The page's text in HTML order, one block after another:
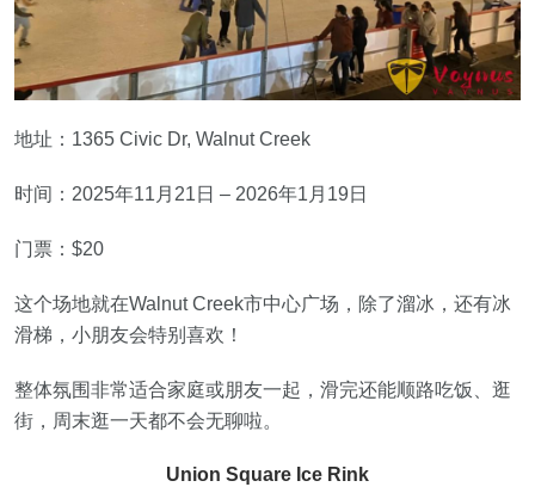
地址：1365 Civic Dr, Walnut Creek
时间：2025年11月21日 – 2026年1月19日
门票：$20
这个场地就在Walnut Creek市中心广场，除了溜冰，还有冰
滑梯，小朋友会特别喜欢！
整体氛围非常适合家庭或朋友一起，滑完还能顺路吃饭、逛
街，周末逛一天都不会无聊啦。
Union Square Ice Rink